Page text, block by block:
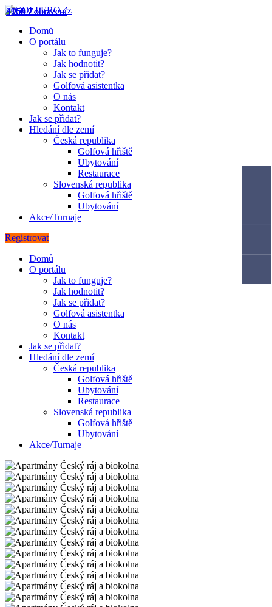
Domů
O portálu
Jak to funguje?
Jak hodnotit?
Jak se přidat?
Golfová asistentka
O nás
Kontakt
Jak se přidat?
Hledání dle zemí
Česká republika
Golfová hřiště
Ubytování
Restaurace
Slovenská republika
Golfová hřiště
Ubytování
Akce/Turnaje
Registrovat
Domů
O portálu
Jak to funguje?
Jak hodnotit?
Jak se přidat?
Golfová asistentka
O nás
Kontakt
Jak se přidat?
Hledání dle zemí
Česká republika
Golfová hřiště
Ubytování
Restaurace
Slovenská republika
Golfová hřiště
Ubytování
Akce/Turnaje
4060 Zobrazení
3955 Zobrazení
4162 Zobrazení